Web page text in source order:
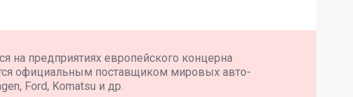
на предприятиях европейского концерна
официальным поставщиком мировых авто-
Ford, Komatsu и др.